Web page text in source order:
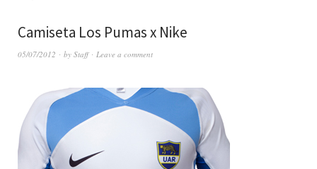
Camiseta Los Pumas x Nike
05/07/2012 by Staff Leave a comment